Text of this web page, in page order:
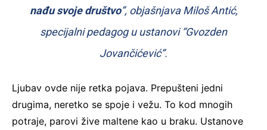
nađu svoje društvo”, objašnjava Miloš Antić,
specijalni pedagog u ustanovi “Gvozden
Jovančićević”.
Ljubav ovde nije retka pojava. Prepušteni jedni
drugima, neretko se spoje i vežu. To kod mnogih
potraje, parovi žive maltene kao u braku. Ustanove